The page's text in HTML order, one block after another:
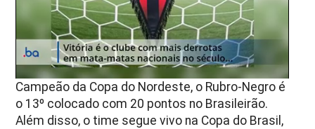
Campeão da Copa do Nordeste, o Rubro-Negro é
o 13º colocado com 20 pontos no Brasileirão.
Além disso, o time segue vivo na Copa do Brasil,